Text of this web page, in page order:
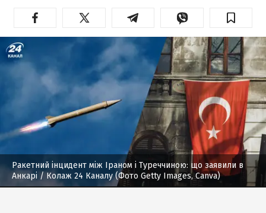
Ракетний інцидент між Іраном і Туреччиною: що заявили в
Анкарі / Колаж 24 Каналу (Фото Getty Images, Canva)